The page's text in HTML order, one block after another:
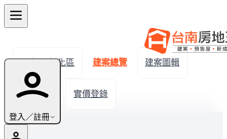
登入／註冊
← 返回新化區 建案總覽 建案圖輯
生活機能 實價登錄